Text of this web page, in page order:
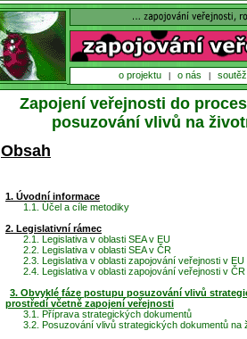
o projektu o nás soutěž
Zapojení veřejnosti do
posuzování vlivů na
Obsah
1. Úvodní informace
1.1. Účel a cíle metodiky
2. Legislativní rámec
2.1. Legislativa v oblasti SEA v EU
2.2. Legislativa v oblasti SEA v ČR
2.3. Legislativa v oblasti zapojování veřejnosti v EU
2.4. Legislativa v oblasti zapojování veřejnosti v ČR
3. Obvyklé fáze postupu posuzování vlivů
prostředí včetně zapojení veřejnosti
3.1. Příprava strategických dokumentů
3.2. Posuzování vlivů strategických dokumentů na